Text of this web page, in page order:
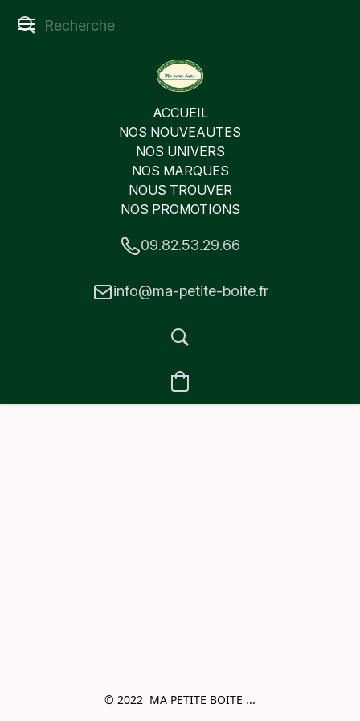
ACCUEIL
NOS NOUVEAUTES
NOS UNIVERS
NOS MARQUES
NOUS TROUVER
NOS PROMOTIONS
09.82.53.29.66
info@ma-petite-boite.fr
© 2022  MA PETITE BOITE ...